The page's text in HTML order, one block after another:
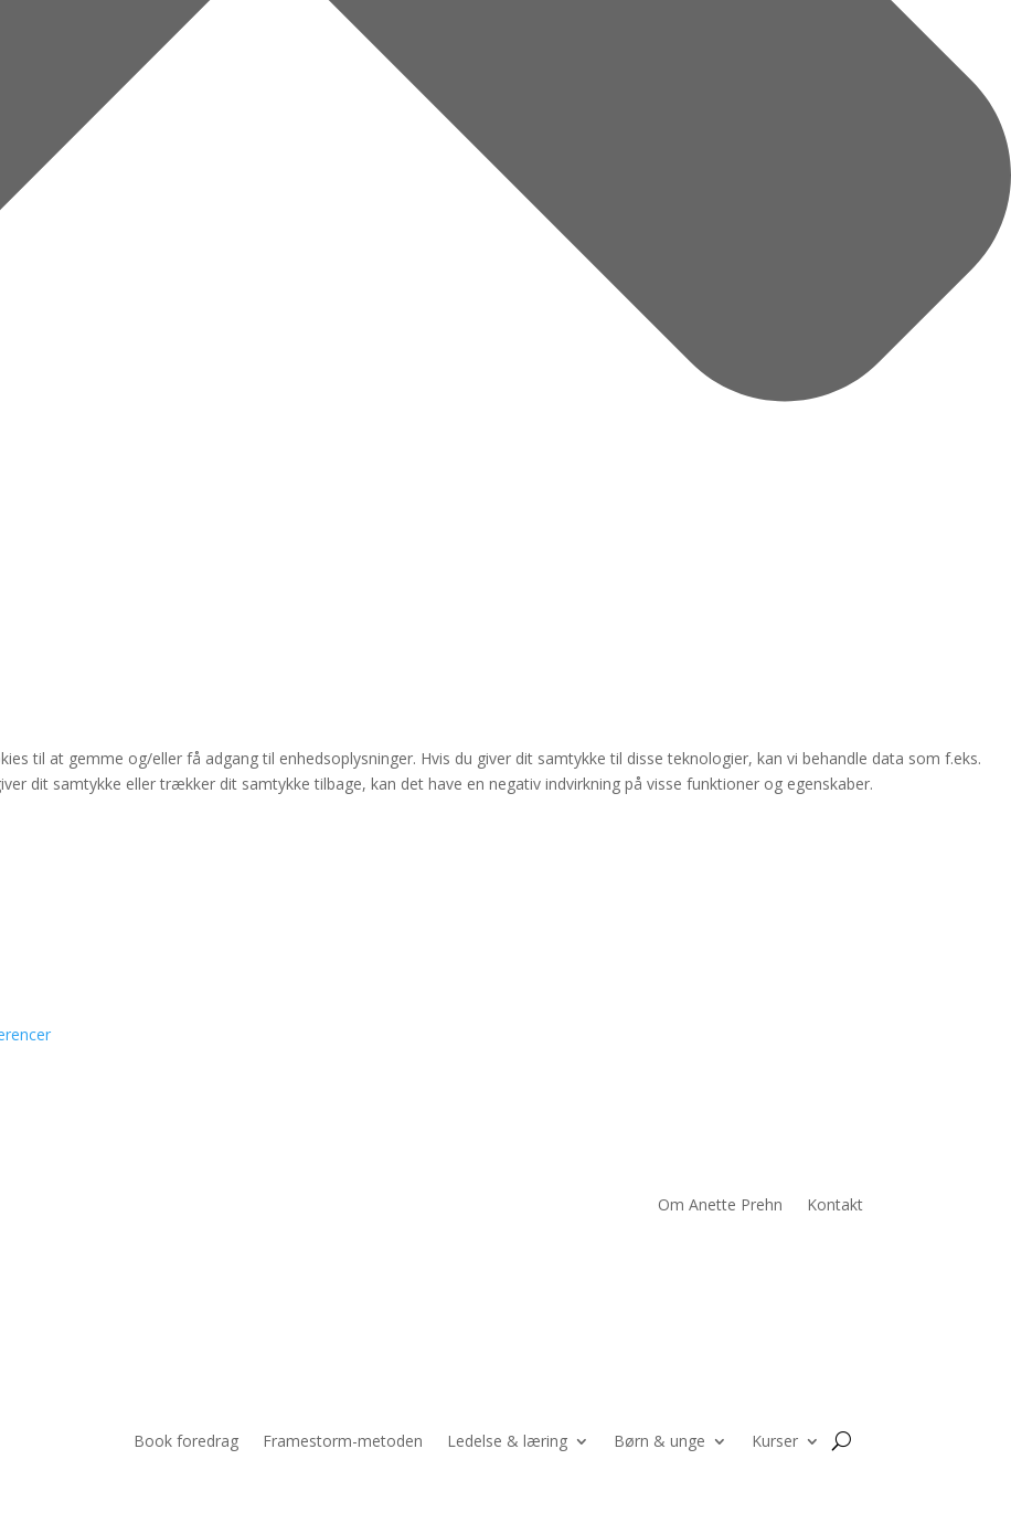
til at gemme og/eller få adgang til enhedsoplysninger. Hvis du giver dit samtykke til disse teknologier, kan vi behandle data som f.eks.
dit samtykke eller trækker dit samtykke tilbage, kan det have en negativ indvirkning på visse funktioner og egenskaber.
Om Anette Prehn Kontakt
Book foredrag Framestorm-metoden Ledelse & læring Børn & unge Kurser